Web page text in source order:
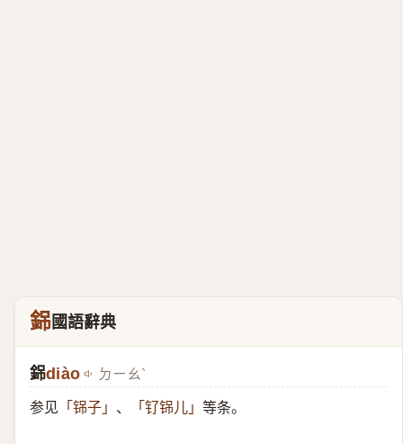
銱國語辭典
銱diào ㄉㄧㄠˋ
参见 「铞子」 、 「钌铞儿」 等条。